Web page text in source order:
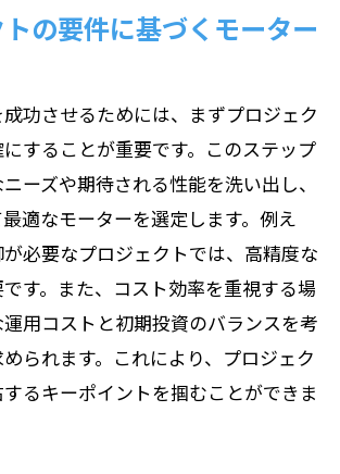
の要件に基づくモーター
功させるためには、まずプロジェク
にすることが重要です。このステップ
ーズや期待される性能を洗い出し、
適なモーターを選定します。例え
必要なプロジェクトでは、高精度な
す。また、コスト効率を重視する場
用コストと初期投資のバランスを考
られます。これにより、プロジェク
るキーポイントを掴むことができま